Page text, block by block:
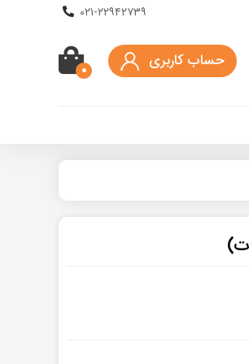
۰۲۱-۲۲۹۴۲۷۳۹
۰ حساب کاربری